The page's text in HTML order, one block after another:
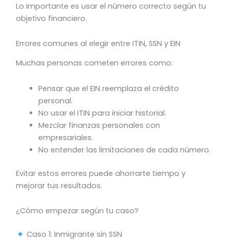
Lo importante es usar el número correcto según tu
objetivo financiero.
Errores comunes al elegir entre ITIN, SSN y EIN
Muchas personas cometen errores como:
Pensar que el EIN reemplaza el crédito
personal.
No usar el ITIN para iniciar historial.
Mezclar finanzas personales con
empresariales.
No entender las limitaciones de cada número.
Evitar estos errores puede ahorrarte tiempo y
mejorar tus resultados.
¿Cómo empezar según tu caso?
Caso 1: Inmigrante sin SSN